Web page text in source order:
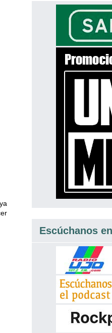
Escúchanos